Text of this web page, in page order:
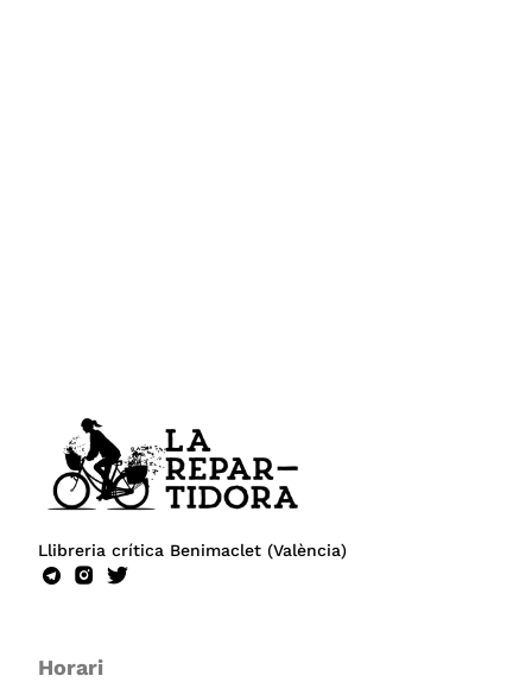
Llibreria crítica Benimaclet (València)
Horari